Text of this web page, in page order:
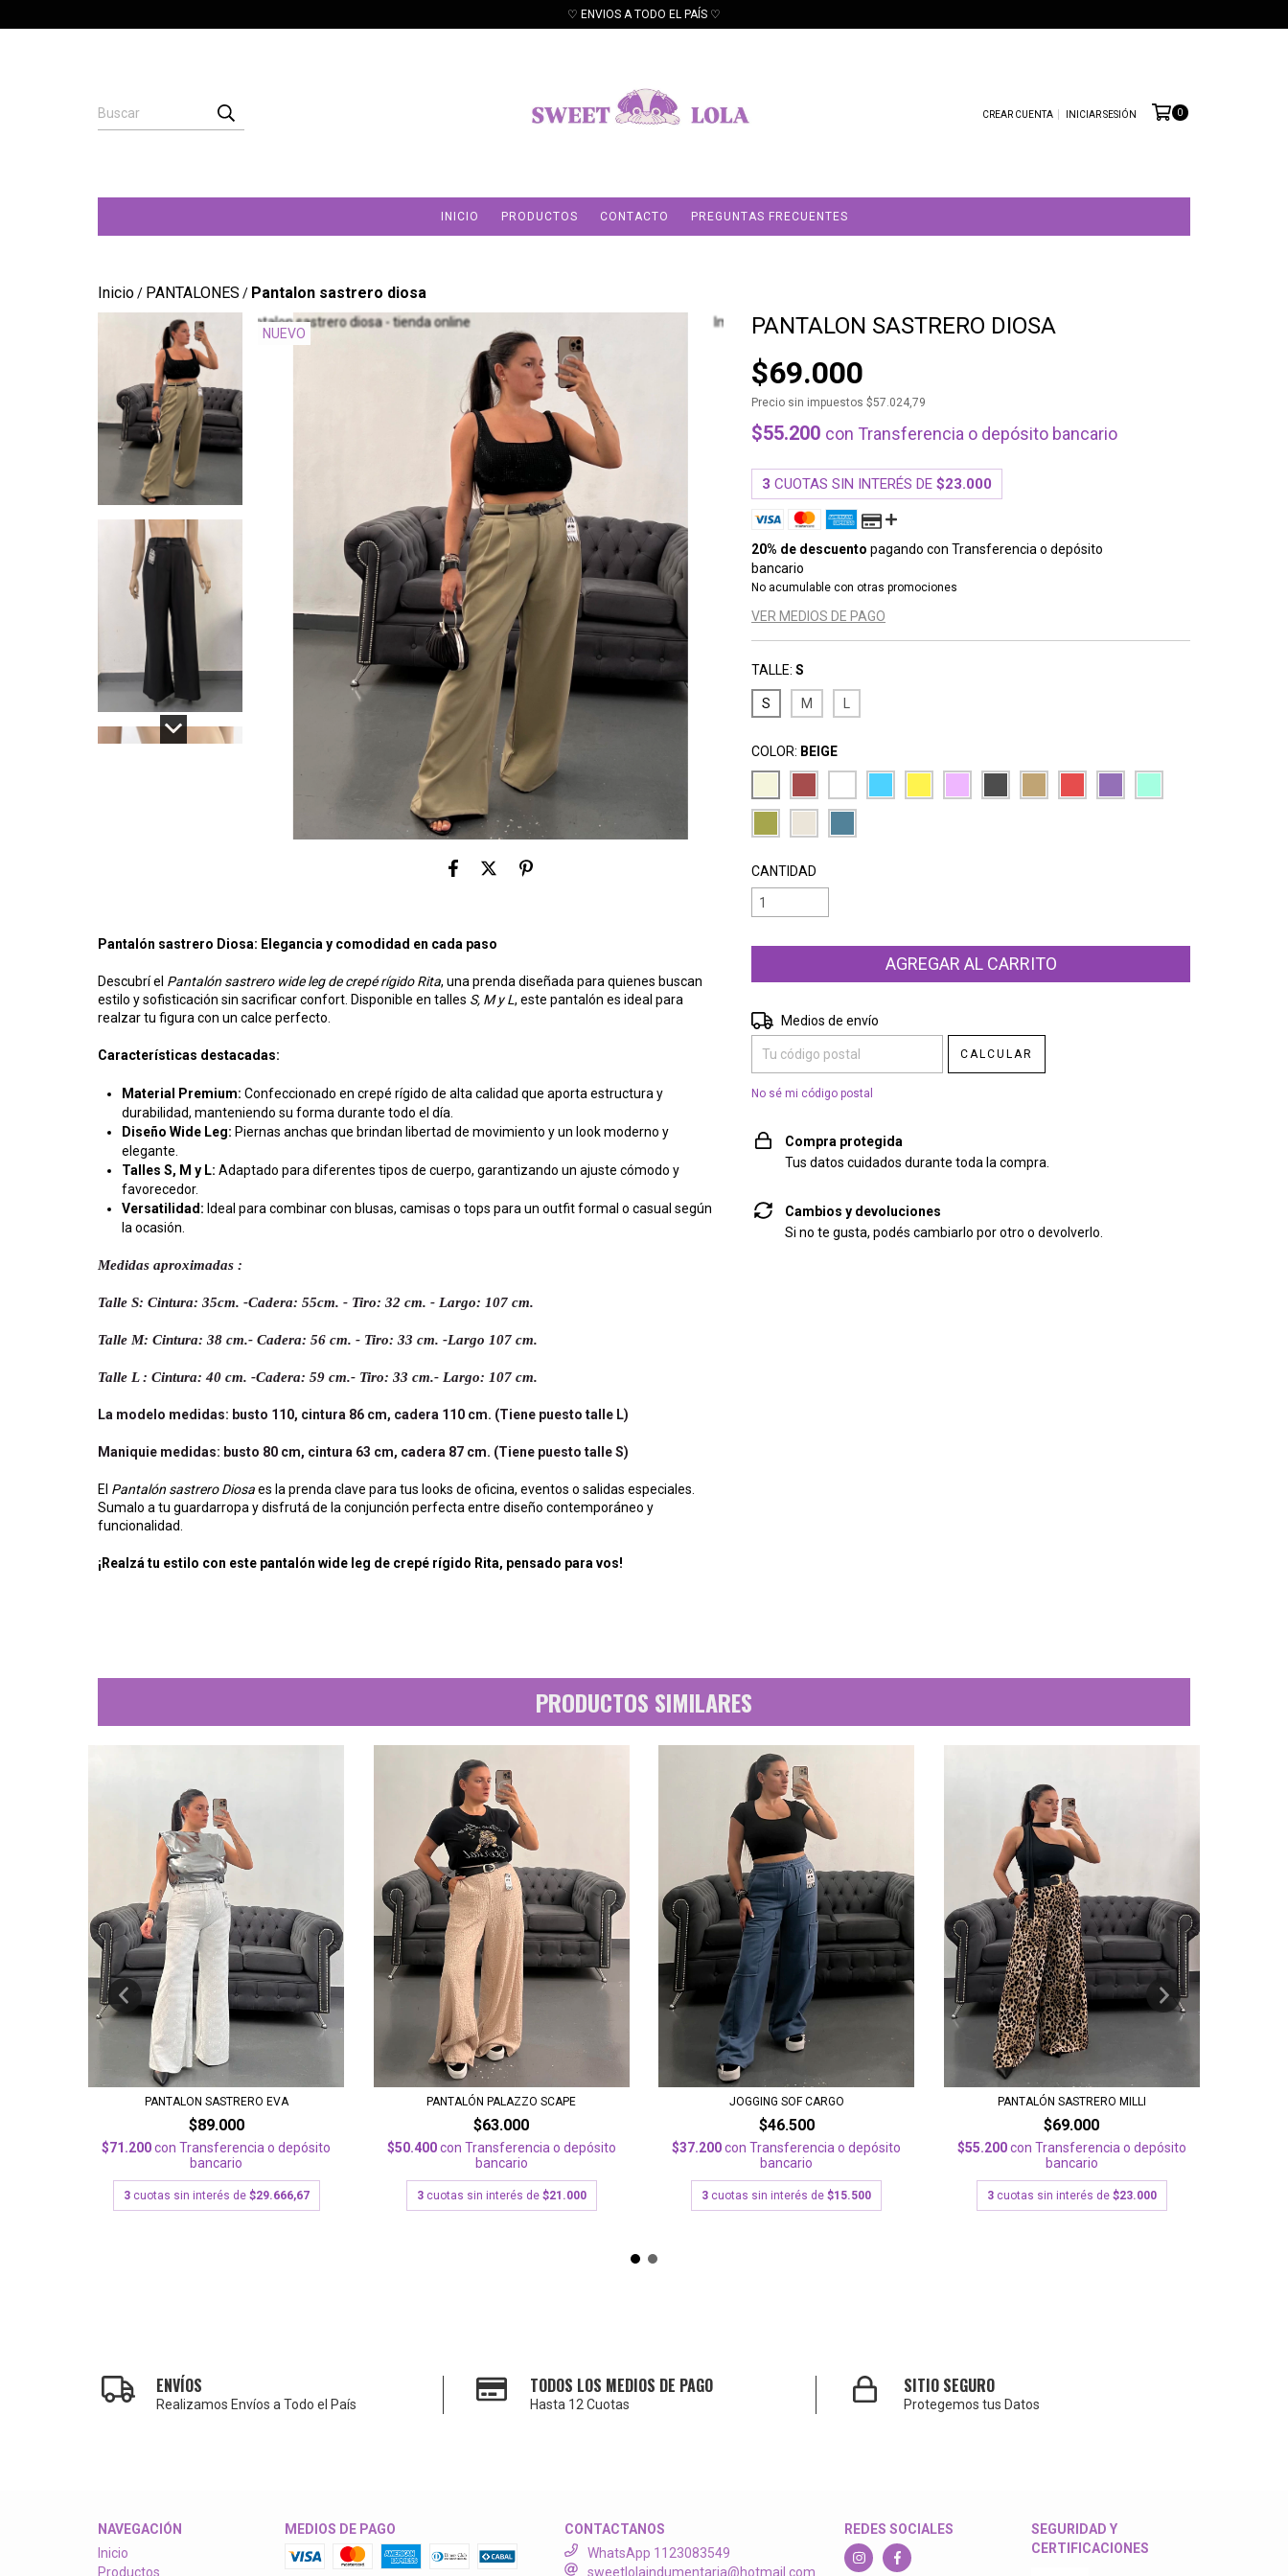
♡ ENVIOS A TODO EL PAÍS ♡
CREAR CUENTA INICIAR SESIÓN 0
INICIO PRODUCTOS CONTACTO PREGUNTAS FRECUENTES
Inicio/ PANTALONES / Pantalon sastrero diosa
NUEVO
Pantalón sastrero Diosa: Elegancia y comodidad en cada paso
Descubrí el Pantalón sastrero wide leg de crepé rígido Rita, una prenda diseñada para quienes buscan
estilo y sofisticación sin sacrificar confort. Disponible en talles S, M y L, este pantalón es ideal para
realzar tu figura con un calce perfecto.
Características destacadas:
Material Premium: Confeccionado en crepé rígido de alta calidad que aporta estructura y
durabilidad, manteniendo su forma durante todo el día.
Diseño Wide Leg: Piernas anchas que brindan libertad de movimiento y un look moderno y
elegante.
Talles S, M y L: Adaptado para diferentes tipos de cuerpo, garantizando un ajuste cómodo y
favorecedor.
Versatilidad: Ideal para combinar con blusas, camisas o tops para un outfit formal o casual según
la ocasión.
Medidas aproximadas :
Talle S: Cintura: 35cm. -Cadera: 55cm. - Tiro: 32 cm. - Largo: 107 cm.
Talle M: Cintura: 38 cm.- Cadera: 56 cm. - Tiro: 33 cm. -Largo 107 cm.
Talle L : Cintura: 40 cm. -Cadera: 59 cm.- Tiro: 33 cm.- Largo: 107 cm.
La modelo medidas: busto 110, cintura 86 cm, cadera 110 cm. (Tiene puesto talle L)
Maniquie medidas: busto 80 cm, cintura 63 cm, cadera 87 cm. (Tiene puesto talle S)
El Pantalón sastrero Diosaes la prenda clave para tus looks de oficina, eventos o salidas especiales.
Sumalo a tu guardarropa y disfrutá de la conjunción perfecta entre diseño contemporáneo y
funcionalidad.
¡Realzá tu estilo con este pantalón wide leg de crepé rígido Rita, pensado para vos!
PANTALON SASTRERO DIOSA
$69.000
Precio sin impuestos$57.024,79
$55.200 con Transferencia o depósito bancario
3 CUOTAS SIN INTERÉS DE$23.000
20% de descuento pagando con Transferencia o depósito
bancario
No acumulable con otras promociones
VER MEDIOS DE PAGO
TALLE: S
S M L
COLOR: BEIGE
CANTIDAD
Entregas para el CP:
Medios de envío
CALCULAR
No sé mi código postal
Compra protegida
Tus datos cuidados durante toda la compra.
Cambios y devoluciones
Si no te gusta, podés cambiarlo por otro o devolverlo.
PRODUCTOS SIMILARES
PANTALON SASTRERO EVA
$89.000
$71.200con Transferencia o depósito
bancario
3 cuotas sin interés de $29.666,67
PANTALÓN PALAZZO SCAPE
$63.000
$50.400con Transferencia o depósito
bancario
3 cuotas sin interés de $21.000
JOGGING SOF CARGO
$46.500
$37.200con Transferencia o depósito
bancario
3 cuotas sin interés de$15.500
PANTALÓN SASTRERO MILLI
$69.000
$55.200con Transferencia o depósito
bancario
3 cuotas sin interés de $23.000
ENVÍOS
Realizamos Envíos a Todo el País
TODOS LOS MEDIOS DE PAGO
Hasta 12 Cuotas
SITIO SEGURO
Protegemos tus Datos
NAVEGACIÓN
Inicio
Productos
MEDIOS DE PAGO
CONTACTANOS
WhatsApp 1123083549
sweetlolaindumentaria@hotmail.com
REDES SOCIALES
SEGURIDAD Y
CERTIFICACIONES